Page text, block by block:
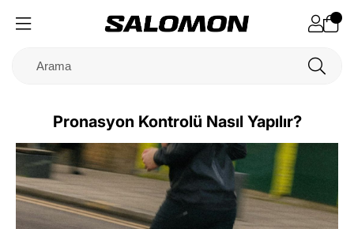
Pronasyon Kontrolü Nasıl Yapılır?